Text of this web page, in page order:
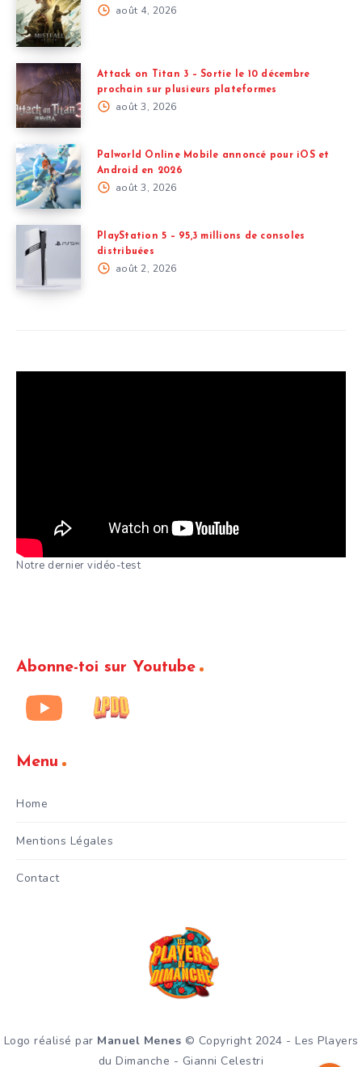
août 4, 2026
Attack on Titan 3 – Sortie le 10 décembre
prochain sur plusieurs plateformes
août 3, 2026
Palworld Online Mobile annoncé pour iOS et
Android en 2026
août 3, 2026
PlayStation 5 – 95,3 millions de consoles
distribuées
août 2, 2026
Notre dernier vidéo-test
Abonne-toi sur Youtube
Menu
Home
Mentions Légales
Contact
Logo réalisé par Manuel Menes © Copyright 2024 - Les Players
du Dimanche - Gianni Celestri